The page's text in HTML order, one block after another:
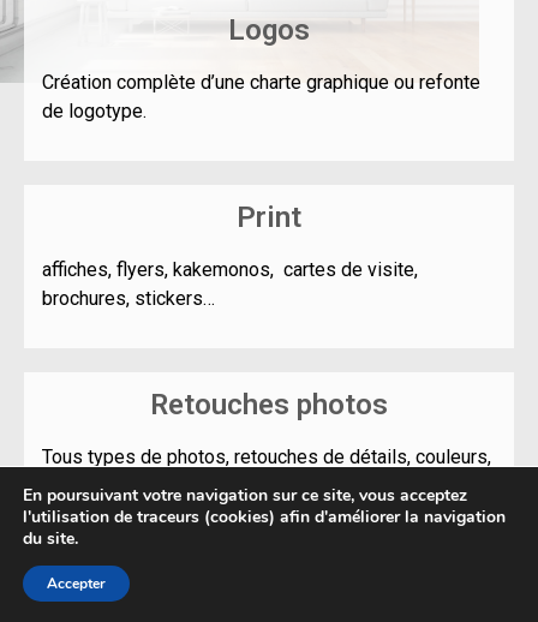
Logos
Création complète d’une charte graphique ou refonte
de logotype.
Print
affiches, flyers, kakemonos, cartes de visite,
brochures, stickers…
Retouches photos
Tous types de photos, retouches de détails, couleurs,
impression sur des tableaux, personnalisation.
En poursuivant votre navigation sur ce site, vous acceptez
l'utilisation de traceurs (cookies) afin d'améliorer la navigation
du site.
Accepter